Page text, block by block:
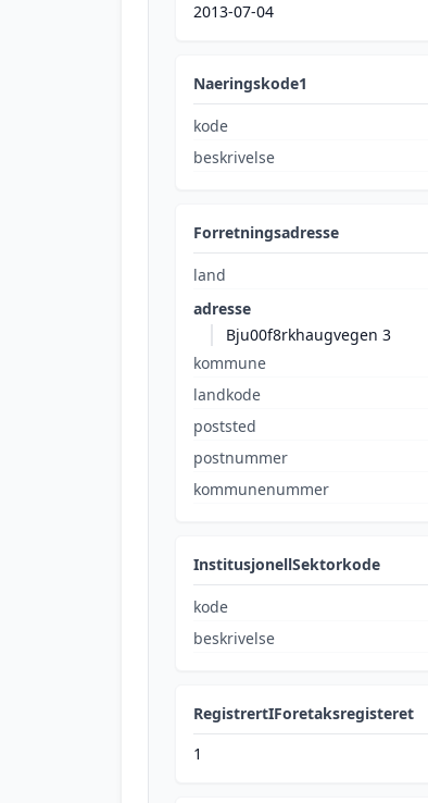
2013-07-04
Naeringskode1
kode
beskrivelse
Forretningsadresse
land
adresse
Bju00f8rkhaugvegen 3
kommune
landkode
poststed
postnummer
kommunenummer
InstitusjonellSektorkode
kode
beskrivelse
RegistrertIForetaksregisteret
1